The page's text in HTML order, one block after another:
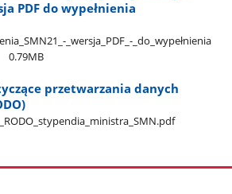
PDF do wypełnienia
​_wersja​_PDF​_-​_do​_wypełnienia​
0.79MB
przetwarzania danych